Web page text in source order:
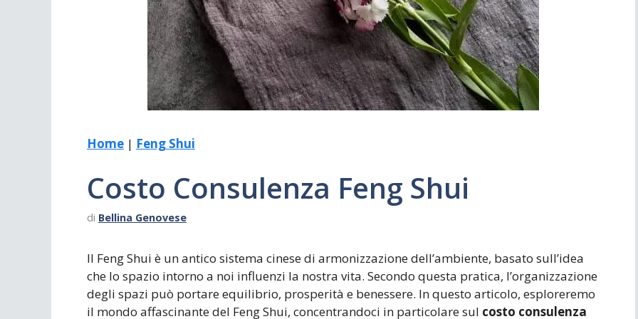
Scrivere Simboli
Stagioni Ufficio
Home | Feng Shui
Costo Consulenza Feng Shui
di Bellina Genovese
Il Feng Shui è un antico sistema cinese di armonizzazione dell’ambiente, basato sull’idea
che lo spazio intorno a noi influenzi la nostra vita. Secondo questa pratica, l’organizzazione
degli spazi può portare equilibrio, prosperità e benessere. In questo articolo, esploreremo
il mondo affascinante del Feng Shui, concentrandoci in particolare sul costo consulenza